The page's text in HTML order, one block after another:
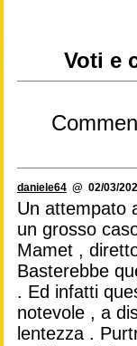
Voti e
daniele64 @ 02/03/
Un attempato
un grosso
Mamet ,
Basterebbe
. Ed infatti
notevole , a
lentezza .